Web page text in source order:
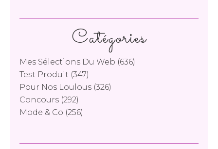
Catégories
Mes Sélections Du Web (636)
Test Produit (347)
Pour Nos Loulous (326)
Concours (292)
Mode & Co (256)